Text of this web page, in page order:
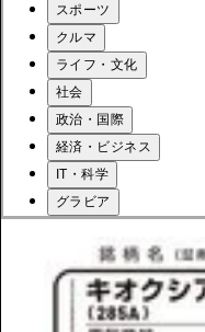
スポーツ
クルマ
ライフ・文化
社会
政治・国際
経済・ビジネス
IT・科学
グラビア